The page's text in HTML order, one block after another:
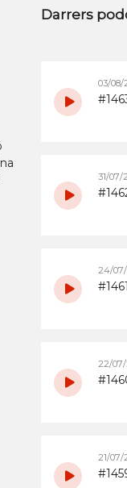
Darrers
03/08/
31/07/
24/
22/
21/07/